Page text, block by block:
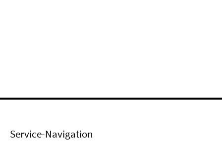
Service-Navigation